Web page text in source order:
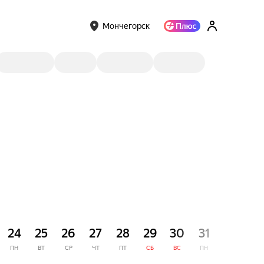
Мончегорск
24
ПН
25
ВТ
26
СР
27
ЧТ
28
ПТ
29
СБ
30
ВС
31
ПН